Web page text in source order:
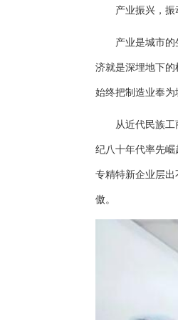
产业振兴，振动
产业是城市的生
济就是深埋地下
始终把制造业奉
从近代民族工商
纪八十年代率先崛
专精特新企业层
傲。